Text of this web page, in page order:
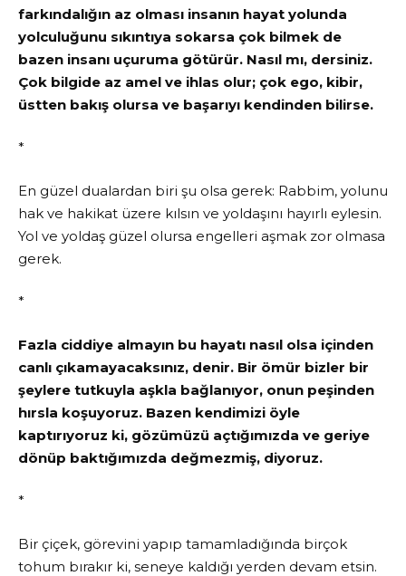
farkındalığın az olması insanın hayat yolunda
yolculuğunu sıkıntıya sokarsa çok bilmek de
bazen insanı uçuruma götürür. Nasıl mı, dersiniz.
Çok bilgide az amel ve ihlas olur; çok ego, kibir,
üstten bakış olursa ve başarıyı kendinden bilirse.
*
En güzel dualardan biri şu olsa gerek: Rabbim, yolunu
hak ve hakikat üzere kılsın ve yoldaşını hayırlı eylesin.
Yol ve yoldaş güzel olursa engelleri aşmak zor olmasa
gerek.
*
Fazla ciddiye almayın bu hayatı nasıl olsa içinden
canlı çıkamayacaksınız, denir. Bir ömür bizler bir
şeylere tutkuyla aşkla bağlanıyor, onun peşinden
hırsla koşuyoruz. Bazen kendimizi öyle
kaptırıyoruz ki, gözümüzü açtığımızda ve geriye
dönüp baktığımızda değmezmiş, diyoruz.
*
Bir çiçek, görevini yapıp tamamladığında birçok
tohum bırakır ki, seneye kaldığı yerden devam etsin.